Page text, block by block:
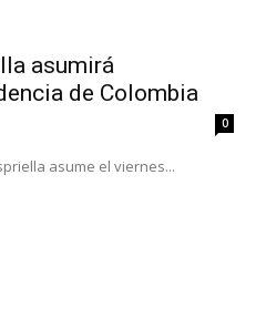
asumirá
de Colombia
0
asume el viernes...